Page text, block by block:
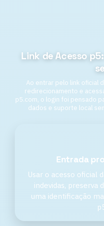
Link de Acesso
Ao entrar pelo link oficial
redirecionamento e
p5.com, o login foi pensado
dados e suporte local
Entrada
Usar o acesso oficial
indevidas, preserva
uma identificação